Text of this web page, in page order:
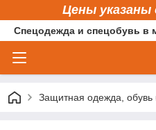
Цены
Спецодежда и спецобувь в
Защитная одежда, обувь